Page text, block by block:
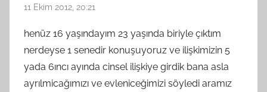
11 Ekim 2012, 20:21
henüz 16 yaşındayım 23 yaşında biriyle çıktım
nerdeyse 1 senedir konuşuyoruz ve ilişkimizin 5
yada 6ıncı ayında cinsel ilişkiye girdik bana asla
ayrılmicağımızı ve evleniceğimizi söyledi aramız